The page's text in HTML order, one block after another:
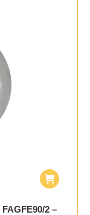
2 –